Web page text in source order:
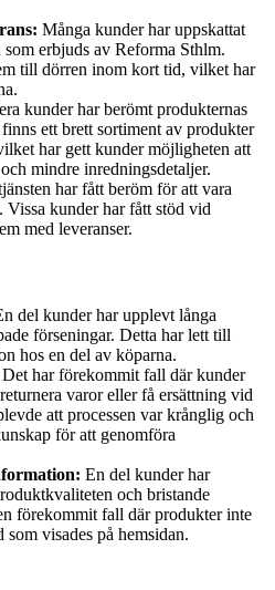
Många kunder har uppskattat
som erbjuds av Reforma Sthlm.
till dörren inom kort tid, vilket har
kunder har berömt produkternas
ett brett sortiment av produkter
har gett kunder möjligheten att
mindre inredningsdetaljer.
har fått beröm för att vara
kunder har fått stöd vid
med leveranser.
del kunder har upplevt långa
förseningar. Detta har lett till
hos en del av köparna.
Det har förekommit fall där kunder
varor eller få ersättning vid
att processen var krånglig och
för att genomföra
En del kunder har
och bristande
förekommit fall där produkter inte
som visades på hemsidan.